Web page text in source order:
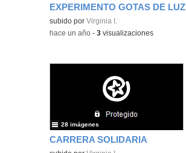
EXPERIMENTO GOTAS DE LUZ
Contenido educativo.
subido porVirginia I.
-hace un año -3 visualizaciones
CARRERA SOLIDARIA
28 imágenes